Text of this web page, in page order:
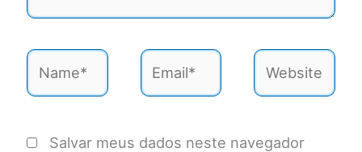
Name* Email* Website
Salvar meus dados neste navegador